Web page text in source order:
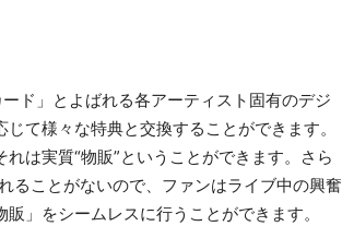
ド」とよばれる各アーティスト固有のデジ
て様々な特典と交換することができます。
は実質“物販”ということができます。さら
ることがないので、ファンはライブ中の興奮
」をシームレスに行うことができます。